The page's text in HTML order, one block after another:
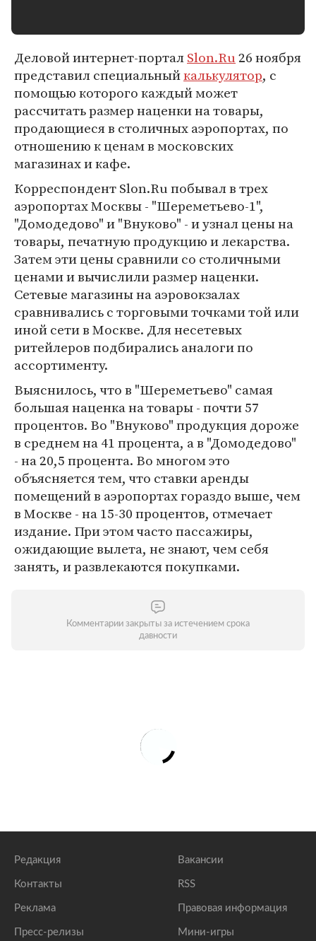
Деловой интернет-порталSlon.Ru26 ноября
представил специальныйкалькулятор, с
помощью которого каждый может
рассчитать размер наценки на товары,
продающиеся в столичных аэропортах, по
отношению к ценам в московских
магазинах и кафе.
Корреспондент Slon.Ru побывал в трех
аэропортах Москвы - "Шереметьево-1",
"Домодедово" и "Внуково" - и узнал цены на
товары, печатную продукцию и лекарства.
Затем эти цены сравнили со столичными
ценами и вычислили размер наценки.
Сетевые магазины на аэровокзалах
сравнивались с торговыми точками той или
иной сети в Москве. Для несетевых
ритейлеров подбирались аналоги по
ассортименту.
Выяснилось, что в "Шереметьево" самая
большая наценка на товары - почти 57
процентов. Во "Внуково" продукция дороже
в среднем на 41 процента, а в "Домодедово"
- на 20,5 процента. Во многом это
объясняется тем, что ставки аренды
помещений в аэропортах гораздо выше, чем
в Москве - на 15-30 процентов, отмечает
издание. При этом часто пассажиры,
ожидающие вылета, не знают, чем себя
занять, и развлекаются покупками.
Комментарии закрыты за истечением срока
давности
Редакция
Контакты
Реклама
Пресс-релизы
Вакансии
RSS
Правовая информация
Мини-игры